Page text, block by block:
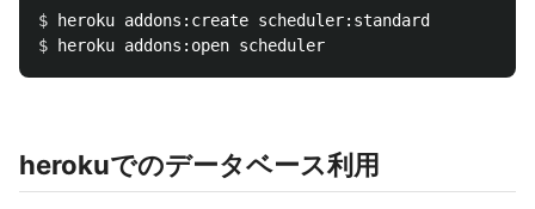
$
$
herokuでのデータベース利用